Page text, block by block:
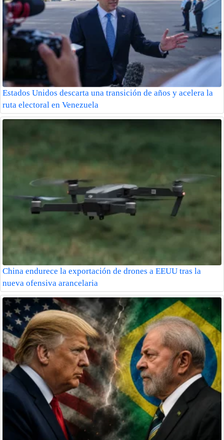
Estados Unidos descarta una transición de años y acelera la
ruta electoral en Venezuela
China endurece la exportación de drones a EEUU tras la
nueva ofensiva arancelaria